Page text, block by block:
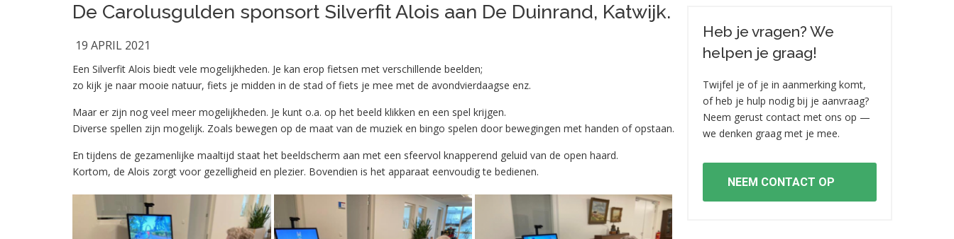
De Carolusgulden sponsort Silverfit Alois aan De Duinrand, Katwijk.
19 APRIL 2021
Een Silverfit Alois biedt vele mogelijkheden. Je kan erop fietsen met verschillende beelden;
zo kijk je naar mooie natuur, fiets je midden in de stad of fiets je mee met de avondvierdaagse enz.
Maar er zijn nog veel meer mogelijkheden. Je kunt o.a. op het beeld klikken en een spel krijgen.
Diverse spellen zijn mogelijk. Zoals bewegen op de maat van de muziek en bingo spelen door bewegingen met handen of opstaan.
En tijdens de gezamenlijke maaltijd staat het beeldscherm aan met een sfeervol knapperend geluid van de open haard.
Kortom, de Alois zorgt voor gezelligheid en plezier. Bovendien is het apparaat eenvoudig te bedienen.
Heb je vragen? We
helpen je graag!
Twijfel je of je in aanmerking komt,
of heb je hulp nodig bij je aanvraag?
Neem gerust contact met ons op —
we denken graag met je mee.
NEEM CONTACT OP